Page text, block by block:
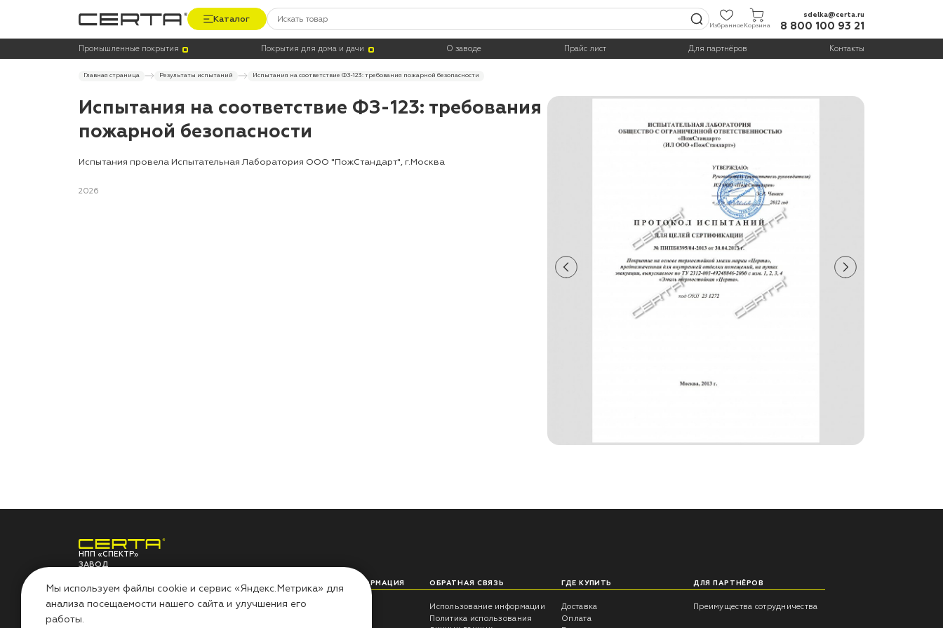
Каталог
ИзбранноеКорзина
sdelka@certa.ru
8 800 100 93 21
Промышленные покрытия Покрытия для дома и дачи О заводе Прайс лист Для партнёров Контакты
Главная страница Результаты испытаний Испытания на соответствие ФЗ-123: требования пожарной безопасности
Испытания на соответствие ФЗ-123: требования
пожарной безопасности
Испытания провела Испытательная Лаборатория ООО "ПожСтандарт", г.Москва
2026
НПП «СПЕКТР»
ЗАВОД
МАТЕРИАЛОВ
О ЗАВОДЕ
НПП «СПЕКТР»
ПОЛЕЗНАЯ ИНФОРМАЦИЯ
Советы технолога
ОБРАТНАЯ СВЯЗЬ
Использование информации
Политика использования
ГДЕ КУПИТЬ
Доставка
Оплата
ДЛЯ ПАРТНЁРОВ
Преимущества сотрудничества
Мы используем файлы cookie и сервис «Яндекс.Метрика» для
анализа посещаемости нашего сайта и улучшения его
работы.